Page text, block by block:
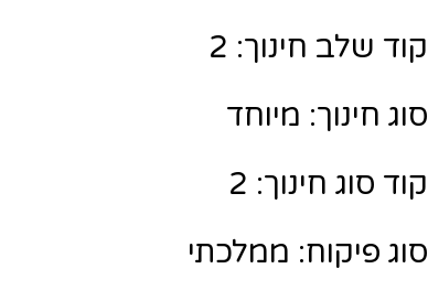
קוד שלב חינוך: 2
סוג חינוך: מיוחד
קוד סוג חינוך: 2
סוג פיקוח: ממלכתי